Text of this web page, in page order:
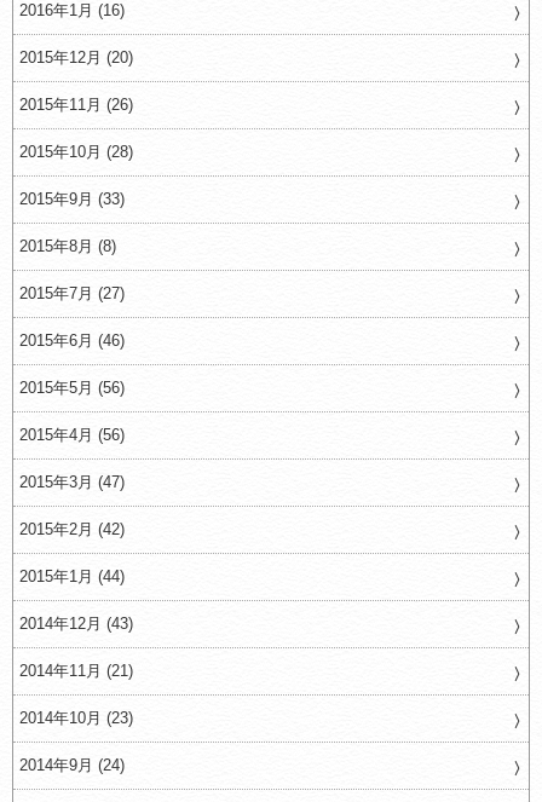
2016年1月 (16)
2015年12月 (20)
2015年11月 (26)
2015年10月 (28)
2015年9月 (33)
2015年8月 (8)
2015年7月 (27)
2015年6月 (46)
2015年5月 (56)
2015年4月 (56)
2015年3月 (47)
2015年2月 (42)
2015年1月 (44)
2014年12月 (43)
2014年11月 (21)
2014年10月 (23)
2014年9月 (24)